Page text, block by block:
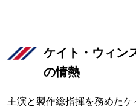
ケイト・ウィン
の情熱
主演と製作総指揮を務めたケ